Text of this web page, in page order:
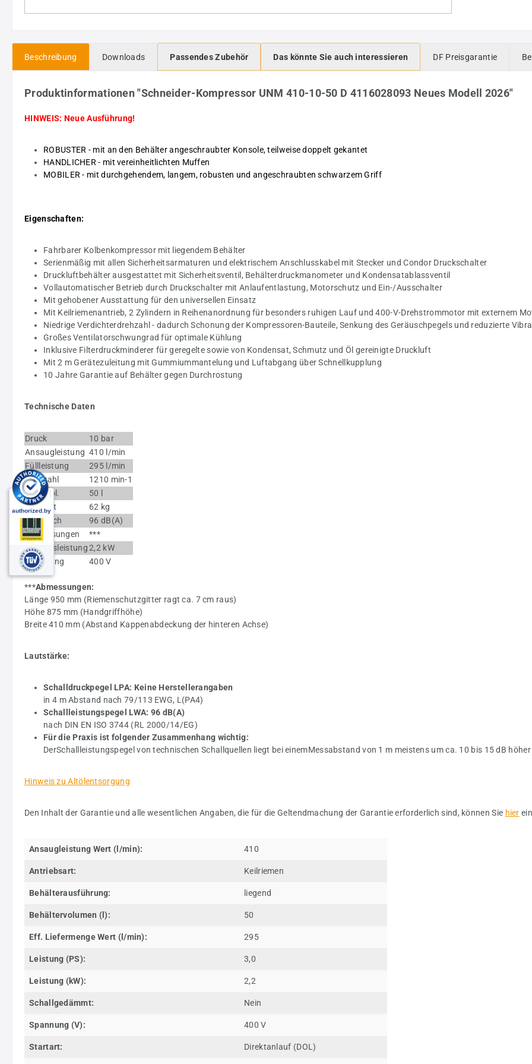
Beschreibung Downloads Passendes Zubehör Das könnte Sie auch interessieren DF Preisgarantie
Produktinformationen "Schneider-Kompressor UNM 410-10-50 D 4116028093 Neues Modell 2026"
HINWEIS: Neue Ausführung!
ROBUSTER - mit an den Behälter angeschraubter Konsole, teilweise doppelt gekantet
HANDLICHER - mit vereinheitlichten Muffen
MOBILER - mit durchgehendem, langem, robusten und angeschraubten schwarzem Griff
Eigenschaften:
Fahrbarer Kolbenkompressor mit liegendem Behälter
Serienmäßig mit allen Sicherheitsarmaturen und elektrischem Anschlusskabel mit Stecker und Condor Druckschalter
Druckluftbehälter ausgestattet mit Sicherheitsventil, Behälterdruckmanometer und Kondensatablassventil
Vollautomatischer Betrieb durch Druckschalter mit Anlaufentlastung, Motorschutz und Ein-/Ausschalter
Mit gehobener Ausstattung für den universellen Einsatz
Mit Keilriemenantrieb, 2 Zylindern in Reihenanordnung für besonders ruhigen Lauf und 400-V-Drehstrommotor mit externem
Niedrige Verdichterdrehzahl - dadurch Schonung der Kompressoren-Bauteile, Senkung des Geräuschpegels und reduzierte
Großes Ventilatorschwungrad für optimale Kühlung
Inklusive Filterdruckminderer für geregelte sowie von Kondensat, Schmutz und Öl gereinigte Druckluft
Mit 2 m Gerätezuleitung mit Gummiummantelung und Luftabgang über Schnellkupplung
10 Jahre Garantie auf Behälter gegen Durchrostung
Technische Daten
Druck
10 bar
Ansaugleistung 410 l/min
Füllleistung
295 l/min
Drehzahl
1210 min-1
Beh.-Vol.
50 l
Gewicht
62 kg
Geräusch
96 dB(A)
Abmessungen
***
Antriebsleistung2,2 kW
Spannung
400 V
***Abmessungen:
Länge 950 mm (Riemenschutzgitter ragt ca. 7 cm raus)
Höhe 875 mm (Handgriffhöhe)
Breite 410 mm (Abstand Kappenabdeckung der hinteren Achse)
Lautstärke:
Schalldruckpegel LPA: Keine Herstellerangaben
in 4 m Abstand nach 79/113 EWG, L(PA4)
Schallleistungspegel LWA: 96 dB(A)
nach DIN EN ISO 3744 (RL 2000/14/EG)
Für die Praxis ist folgender Zusammenhang wichtig:
DerSchallleistungspegel von technischen Schallquellen liegt bei einemMessabstand von 1 m meistens um ca. 10 bis 15 dB
Hinweis zu Altölentsorgung
Den Inhalt der Garantie und alle wesentlichen Angaben, die für die Geltendmachung der Garantie erforderlich sind, können Sie hier
Ansaugleistung Wert (l/min): 410
Antriebsart: Keilriemen
Behälterausführung: liegend
Behältervolumen (l): 50
Eff. Liefermenge Wert (l/min): 295
Leistung (PS): 3,0
Leistung (kW): 2,2
Schallgedämmt: Nein
Spannung (V): 400 V
Startart: Direktanlauf (DOL)